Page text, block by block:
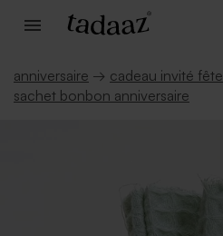
anniversaire → cadeau invité fête
sachet bonbon anniversaire